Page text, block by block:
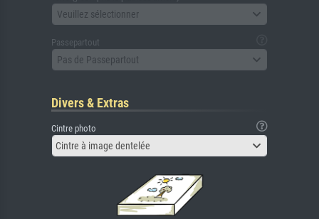
Veuillez sélectionner
Passepartout
Pas de Passepartout
Divers & Extras
Cintre photo
Cintre à image dentelée